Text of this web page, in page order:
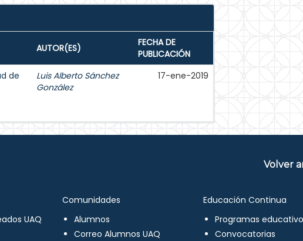
AUTOR(ES)
FECHA DE
PUBLICACIÓN
de
Luis Alberto Sánchez
González
17-ene-2019
Volver
UAQ
Comunidades
Alumnos
Correo Alumnos UAQ
Educación Continua
Programas
Convocatorias